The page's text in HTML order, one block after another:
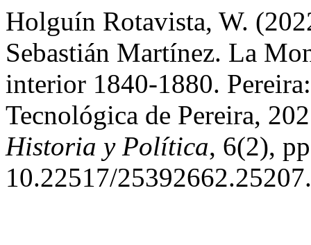
Holguín Rotavista, W.
Sebastián Martínez. La
interior 1840-1880.
Tecnológica de Pereira,
Historia y Política, 6(2),
10.22517/25392662.25207.